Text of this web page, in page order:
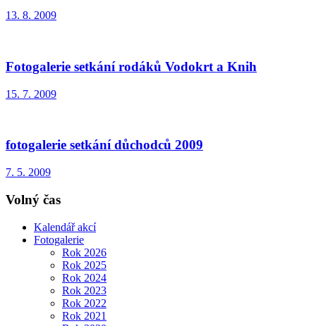
13. 8. 2009
Fotogalerie setkání rodáků Vodokrt a Knih
15. 7. 2009
fotogalerie setkání důchodců 2009
7. 5. 2009
Volný čas
Kalendář akcí
Fotogalerie
Rok 2026
Rok 2025
Rok 2024
Rok 2023
Rok 2022
Rok 2021